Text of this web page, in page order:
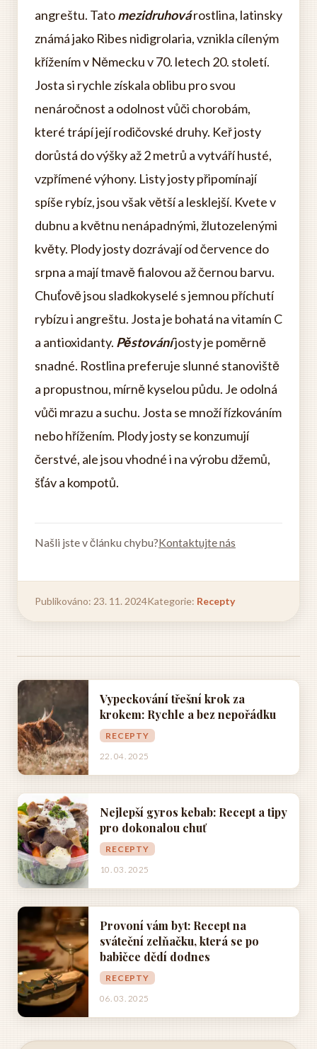
angreštu. Tatomezidruhovárostlina, latinsky
známá jako Ribes nidigrolaria, vznikla cíleným
křížením v Německu v 70. letech 20. století.
Josta si rychle získala oblibu pro svou
nenáročnost a odolnost vůči chorobám,
které trápí její rodičovské druhy. Keř josty
dorůstá do výšky až 2 metrů a vytváří husté,
vzpřímené výhony. Listy josty připomínají
spíše rybíz, jsou však větší a lesklejší. Kvete v
dubnu a květnu nenápadnými, žlutozelenými
květy. Plody josty dozrávají od července do
srpna a mají tmavě fialovou až černou barvu.
Chuťově jsou sladkokyselé s jemnou příchutí
rybízu i angreštu. Josta je bohatá na vitamín C
a antioxidanty. Pěstováníjosty je poměrně
snadné. Rostlina preferuje slunné stanoviště
a propustnou, mírně kyselou půdu. Je odolná
vůči mrazu a suchu. Josta se množí řízkováním
nebo hřížením. Plody josty se konzumují
čerstvé, ale jsou vhodné i na výrobu džemů,
šťáv a kompotů.
Našli jste v článku chybu?Kontaktujte nás
Publikováno: 23. 11. 2024Kategorie: Recepty
Vypeckování třešní krok za
krokem: Rychle a bez nepořádku
RECEPTY
22. 04. 2025
Nejlepší gyros kebab: Recept a tipy
pro dokonalou chuť
RECEPTY
10. 03. 2025
Provoní vám byt: Recept na
sváteční zelňačku, která se po
babičce dědí dodnes
RECEPTY
06. 03. 2025